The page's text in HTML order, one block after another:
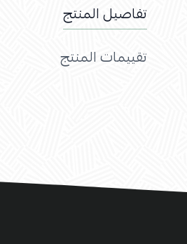
تفاصيل المنتج
تقييمات المنتج